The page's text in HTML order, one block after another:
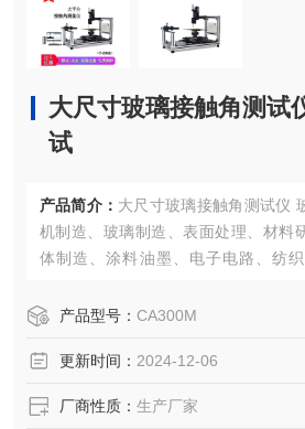
大尺寸玻璃接触角测试
试
产品简介： 大尺寸玻璃接触角测试仪
机制造、玻璃制造、表面处理、材料
体制造、涂料油墨、电子电路、纺
要仪器。
产品型号： CA300M
更新时间： 2024-12-06
厂商性质： 生产厂家